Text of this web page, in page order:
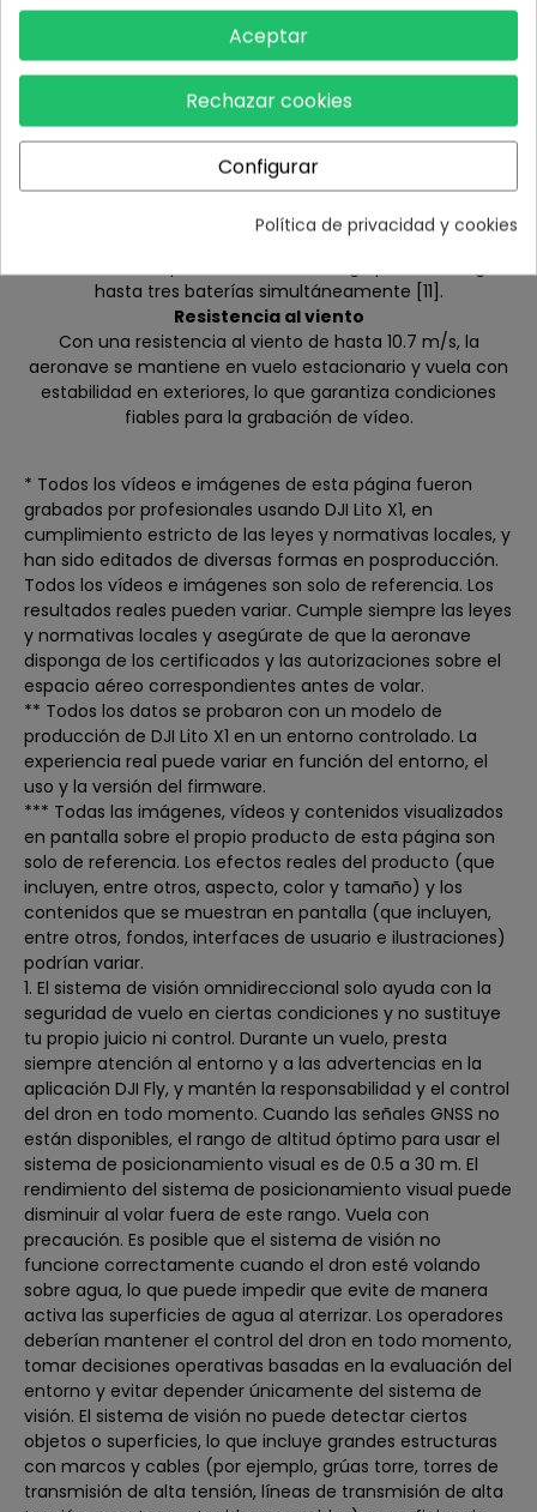
reduce la preocupación por el espacio de
almacenamiento.
Función QuickTransfer
Transfiere archivos a una velocidad de hasta 50 MB/s [10]
mediante Wi-Fi 6 y descarga el almacenamiento
completamente lleno en 14 minutos [10]. También es
compatible con la función QuickTransfer con el dron
apagado.
Carga en paralelo
Carga el dron directamente mediante USB-C. Para una
hasta tres baterías simultáneamente [11].
Resistencia al viento
Con una resistencia al viento de hasta 10.7 m/s, la
aeronave se mantiene en vuelo estacionario y vuela con
estabilidad en exteriores, lo que garantiza condiciones
fiables para la grabación de vídeo.
* Todos los vídeos e imágenes de esta página fueron
grabados por profesionales usando DJI Lito X1, en
cumplimiento estricto de las leyes y normativas locales, y
han sido editados de diversas formas en posproducción.
Todos los vídeos e imágenes son solo de referencia. Los
resultados reales pueden variar. Cumple siempre las leyes
y normativas locales y asegúrate de que la aeronave
disponga de los certificados y las autorizaciones sobre el
espacio aéreo correspondientes antes de volar.
** Todos los datos se probaron con un modelo de
producción de DJI Lito X1 en un entorno controlado. La
experiencia real puede variar en función del entorno, el
uso y la versión del firmware.
*** Todas las imágenes, vídeos y contenidos visualizados
en pantalla sobre el propio producto de esta página son
solo de referencia. Los efectos reales del producto (que
incluyen, entre otros, aspecto, color y tamaño) y los
contenidos que se muestran en pantalla (que incluyen,
entre otros, fondos, interfaces de usuario e ilustraciones)
podrían variar.
1. El sistema de visión omnidireccional solo ayuda con la
seguridad de vuelo en ciertas condiciones y no sustituye
tu propio juicio ni control. Durante un vuelo, presta
siempre atención al entorno y a las advertencias en la
aplicación DJI Fly, y mantén la responsabilidad y el control
del dron en todo momento. Cuando las señales GNSS no
están disponibles, el rango de altitud óptimo para usar el
sistema de posicionamiento visual es de 0.5 a 30 m. El
rendimiento del sistema de posicionamiento visual puede
disminuir al volar fuera de este rango. Vuela con
precaución. Es posible que el sistema de visión no
funcione correctamente cuando el dron esté volando
sobre agua, lo que puede impedir que evite de manera
activa las superficies de agua al aterrizar. Los operadores
deberían mantener el control del dron en todo momento,
tomar decisiones operativas basadas en la evaluación del
entorno y evitar depender únicamente del sistema de
visión. El sistema de visión no puede detectar ciertos
objetos o superficies, lo que incluye grandes estructuras
con marcos y cables (por ejemplo, grúas torre, torres de
transmisión de alta tensión, líneas de transmisión de alta
Aceptar
Rechazar cookies
Configurar
Política de privacidad y cookies